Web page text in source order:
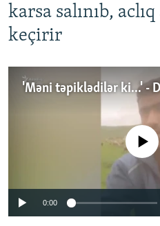
karsa salınıb,
keçirir
No media source
0:00